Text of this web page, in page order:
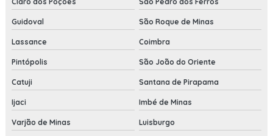
Guidoval São Roque de Minas
Lassance Coimbra
Pintópolis São João do Oriente
Catuji Santana de Pirapama
Ijaci Imbé de Minas
Varjão de Minas Luisburgo